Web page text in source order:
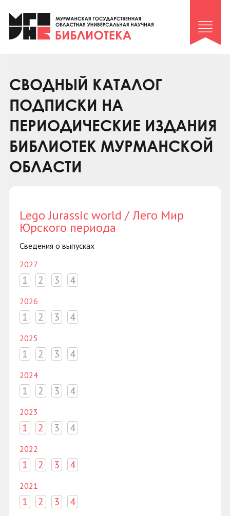
Клуб «Гиря и сельдерей»
Клуб «Семейный архив»
Коллегам
Контакты
СВОДНЫЙ КАТАЛОГ
ПОДПИСКИ НА
ПЕРИОДИЧЕСКИЕ ИЗДАНИЯ
БИБЛИОТЕК МУРМАНСКОЙ
ОБЛАСТИ
Lego Jurassic world / Лего Мир
Юрского периода
Сведения о выпусках
2027
1 2 3 4
2026
1 2 3 4
2025
1 2 3 4
2024
1 2 3 4
2023
1 2 3 4
2022
1 2 3 4
2021
1 2 3 4